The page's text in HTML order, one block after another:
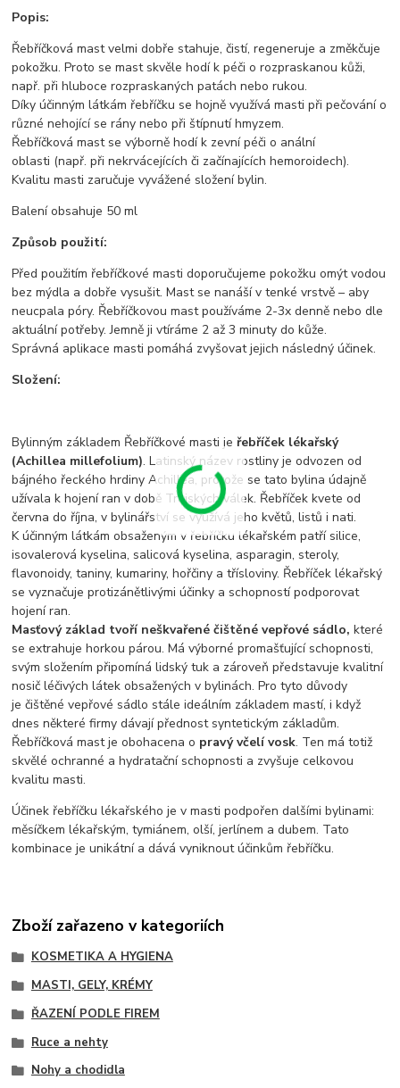
Popis:
Řebříčková mast velmi dobře stahuje, čistí, regeneruje a změkčuje
pokožku. Proto se mast skvěle hodí k péči o rozpraskanou kůži,
např. při hluboce rozpraskaných patách nebo rukou.
Díky účinným látkám řebříčku se hojně využívá masti při pečování o
různé nehojící se rány nebo při štípnutí hmyzem.
Řebříčková mast se výborně hodí k zevní péči o anální
oblasti (např. při nekrvácejících či začínajících hemoroidech).
Kvalitu masti zaručuje vyvážené složení bylin.
Balení obsahuje 50 ml
Způsob použití:
Před použitím řebříčkové masti doporučujeme pokožku omýt vodou
bez mýdla a dobře vysušit. Mast se nanáší v tenké vrstvě – aby
neucpala póry. Řebříčkovou mast používáme 2-3x denně nebo dle
aktuální potřeby. Jemně ji vtíráme 2 až 3 minuty do kůže.
Správná aplikace masti pomáhá zvyšovat jejich následný účinek.
Složení:
Bylinným základem Řebříčkové masti je řebříček lékařský
(Achillea millefolium). Latinský název rostliny je odvozen od
bájného řeckého hrdiny Achillea, protože se tato bylina údajně
užívala k hojení ran v době Trojských válek. Řebříček kvete od
června do října, v bylinářství se využívá jeho květů, listů i nati.
K účinným látkám obsaženým v řebříčku lékařském patří silice,
isovalerová kyselina, salicová kyselina, asparagin, steroly,
flavonoidy, taniny, kumariny, hořčiny a třísloviny. Řebříček lékařský
se vyznačuje protizánětlivými účinky a schopností podporovat
hojení ran.
Masťový základ tvoří neškvařené čištěné vepřové sádlo, které
se extrahuje horkou párou. Má výborné promašťující schopnosti,
svým složením připomíná lidský tuk a zároveň představuje kvalitní
nosič léčivých látek obsažených v bylinách. Pro tyto důvody
je čištěné vepřové sádlo stále ideálním základem mastí, i když
dnes některé firmy dávají přednost syntetickým základům.
Řebříčková mast je obohacena o pravý včelí vosk. Ten má totiž
skvělé ochranné a hydratační schopnosti a zvyšuje celkovou
kvalitu masti.
Účinek řebříčku lékařského je v masti podpořen dalšími bylinami:
měsíčkem lékařským, tymiánem, olší, jerlínem a dubem. Tato
kombinace je unikátní a dává vyniknout účinkům řebříčku.
Zboží zařazeno v kategoriích
KOSMETIKA A HYGIENA
MASTI, GELY, KRÉMY
ŘAZENÍ PODLE FIREM
Ruce a nehty
Nohy a chodidla